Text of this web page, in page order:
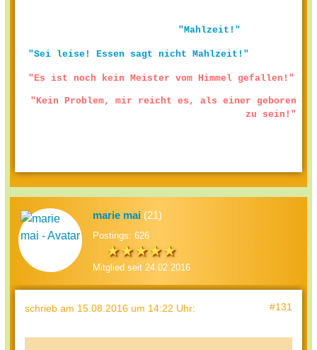
"Mahlzeit!"
"Sei leise! Essen sagt nicht Mahlzeit!"
"Es ist noch kein Meister vom Himmel gefallen!"
"Kein Problem, mir reicht es, als einer geboren
zu sein!"
marie mai (21)
Postings: 626
Mitglied seit 24.02.2016
schrieb am 15.08.2016 um 14:22 Uhr: #131